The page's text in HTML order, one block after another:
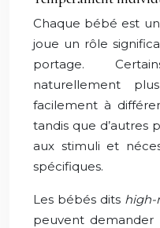
Chaque bébé est
joue un rôle
portage.
naturellement
facilement à
tandis que d’autres
aux stimuli et
spécifiques.
Les bébés dits high-
peuvent